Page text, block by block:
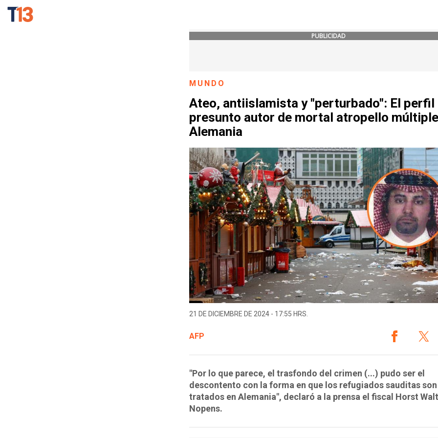
PUBLICIDAD
MUNDO
Ateo, antiislamista y "perturbado": El perfil
presunto autor de mortal atropello
Alemania
21 DE DICIEMBRE DE 2024 - 17:55 HRS.
AFP
"Por lo que parece, el trasfondo del crimen (...) pudo ser el
descontento con la forma en que los refugiados sauditas son
tratados en Alemania", declaró a la prensa el fiscal Horst
Nopens.